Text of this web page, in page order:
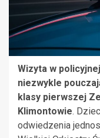
Wizyta w
niezwykle
klasy pierwszej
Klimontowie.
odwiedzenia